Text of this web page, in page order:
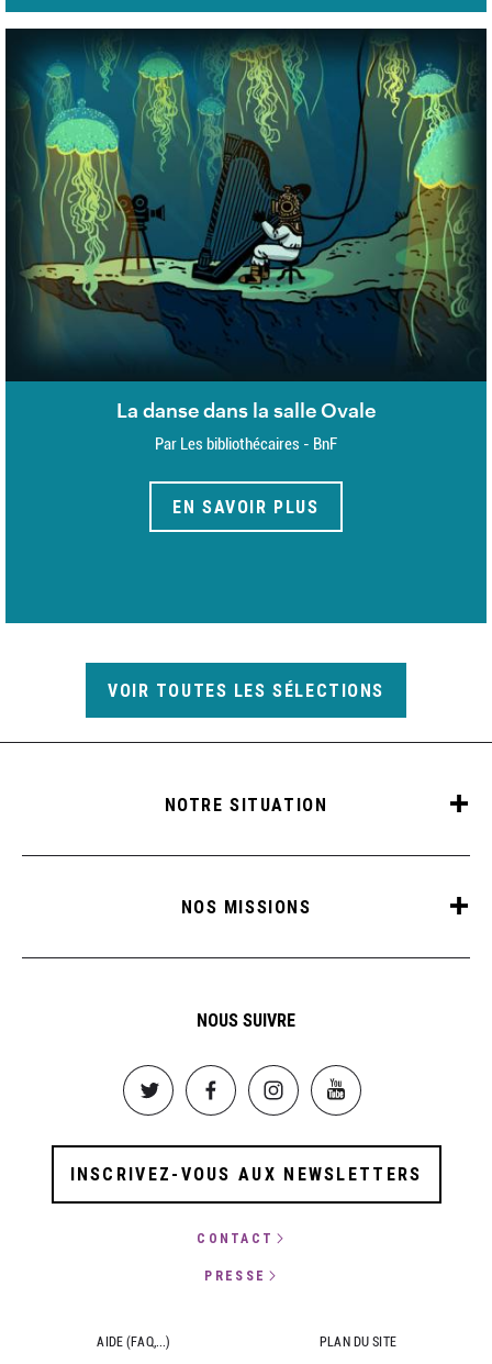
La danse dans la salle Ovale
Par Les bibliothécaires - BnF
EN SAVOIR PLUS
VOIR TOUTES LES SÉLECTIONS
NOTRE SITUATION
NOS MISSIONS
NOUS SUIVRE
Image Image Image Image
INSCRIVEZ-VOUS AUX NEWSLETTERS
CONTACT
PRESSE
AIDE (FAQ,...) PLAN DU SITE